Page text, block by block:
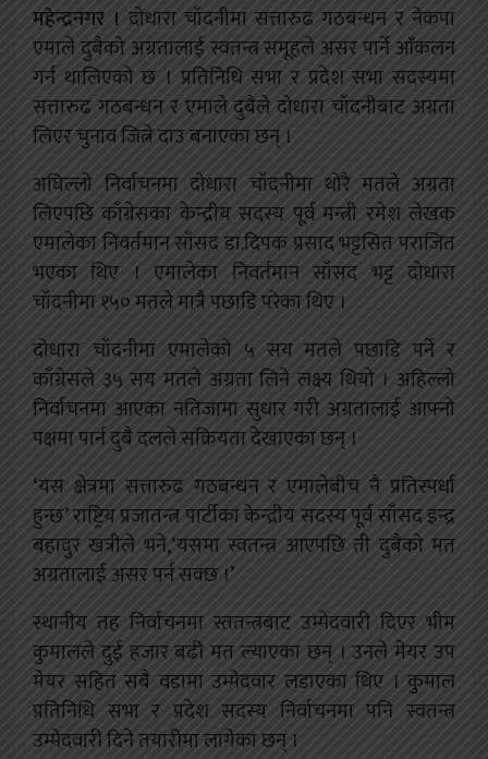
महेन्द्रनगर । दोधारा चाँदनीमा सत्तारुढ गठबन्धन र नेकपा
एमाले दुबैको अग्रतालाई स्वतन्त्र समूहले असर पार्ने आँकलन
गर्न थालिएको छ । प्रतिनिधि सभा र प्रदेश सभा सदस्यमा
सत्तारुढ गठबन्धन र एमाले दुबैले दोधारा चाँदनीबाट अग्रता
लिएर चुनाव जित्ने दाउ बनाएका छन् ।
अघिल्लो निर्वाचनमा दोधारा चाँदनीमा थोरै मतले अग्रता
लिएपछि काँग्रेसका केन्द्रीय सदस्य पूर्व मन्त्री रमेश लेखक
एमालेका निवर्तमान साँसद डा.दिपक प्रसाद भट्टसित पराजित
भएका थिए । एमालेका निवर्तमान साँसद भट्ट दोधारा
चाँदनीमा १५० मतले मात्रै पछाडि परेका थिए ।
दोधारा चाँदनीमा एमालेको ५ सय मतले पछाडि पर्ने र
काँग्रेसले ३५ सय मतले अग्रता लिने लक्ष्य थियो । अहिल्लो
निर्वाचनमा आएका नतिजामा सुधार गरी अग्रतालाई आफ्नो
पक्षमा पार्न दुबै दलले सक्रियता देखाएका छन् ।
‘यस क्षेत्रमा सत्तारुढ गठबन्धन र एमालेबीच नै प्रतिस्पर्धा
हुन्छ’ राष्ट्रिय प्रजातन्त्र पार्टीका केन्द्रीय सदस्य पूर्व साँसद इन्द्र
बहादुर खत्रीले भने,‘यसमा स्वतन्त्र आएपछि ती दुबैको मत
अग्रतालाई असर पर्न सक्छ ।’
स्थानीय तह निर्वाचनमा स्ततन्त्रबाट उम्मेदवारी दिएर भीम
कुमालले दुई हजार बढी मत ल्याएका छन् । उनले मेयर उप
मेयर सहित सबै वडामा उम्मेदवार लडाएका थिए । कुमाल
प्रतिनिधि सभा र प्रदेश सदस्य निर्वाचनमा पनि स्वतन्त्र
उम्मेदवारी दिने तयारीमा लागेका छन् ।